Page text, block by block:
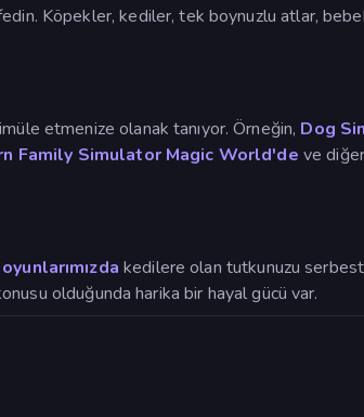
Köpekler, kediler, tek boynuzlu atlar,
etmenize olanak tanıyor. Örneğin, Dog
Family Simulator Magic World'de ve
kedilere olan tutkunuzu
olduğunda harika bir hayal gücü var.